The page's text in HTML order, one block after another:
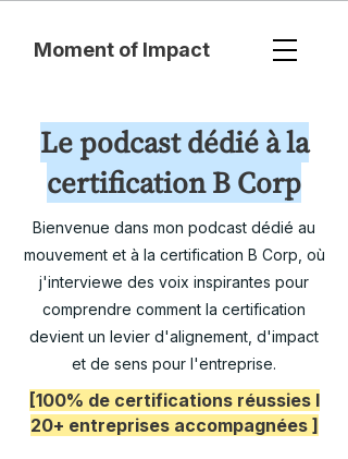
Moment of Impact
Le podcast dédié à la
certification B Corp
Bienvenue dans mon podcast dédié au
mouvement et à la certification B Corp, où
j'interviewe des voix inspirantes pour
comprendre comment la certification
devient un levier d'alignement, d'impact
et de sens pour l'entreprise.
[100% de certifications réussies I
20+ entreprises accompagnées ]